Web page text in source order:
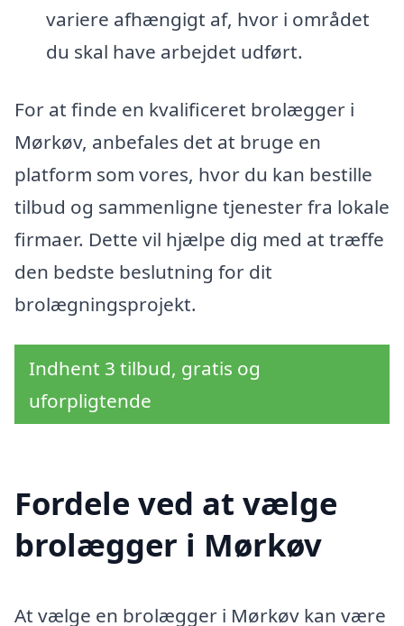
variere afhængigt af, hvor i området
du skal have arbejdet udført.
For at finde en kvalificeret brolægger i
Mørkøv, anbefales det at bruge en
platform som vores, hvor du kan bestille
tilbud og sammenligne tjenester fra lokale
firmaer. Dette vil hjælpe dig med at træffe
den bedste beslutning for dit
brolægningsprojekt.
Indhent 3 tilbud, gratis og
uforpligtende
Fordele ved at vælge
brolægger i Mørkøv
At vælge en brolægger i Mørkøv kan være